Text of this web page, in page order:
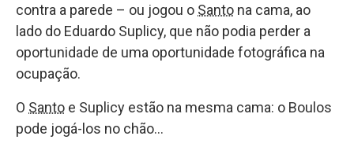
contra a parede – ou jogou o Santo na cama, ao
lado do Eduardo Suplicy, que não podia perder a
oportunidade de uma oportunidade fotográfica na
ocupação.
O Santo e Suplicy estão na mesma cama: o Boulos
pode jogá-los no chão…